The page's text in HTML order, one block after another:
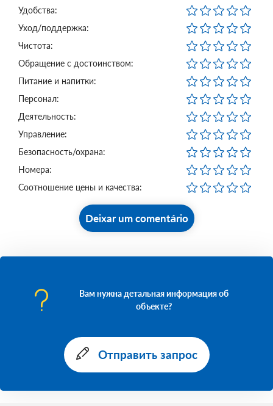
Удобства:
Уход/поддержка:
Чистота:
Обращение с достоинством:
Питание и напитки:
Персонал:
Деятельность:
Управление:
Безопасность/охрана:
Номера:
Соотношение цены и качества:
Deixar um comentário
Вам нужна детальная информация об
объекте?
Отправить запрос